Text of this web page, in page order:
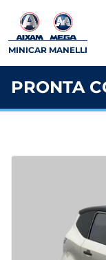
MINICAR MANELLI
PRONTA